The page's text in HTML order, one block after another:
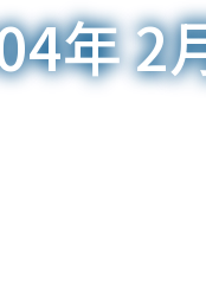
年 2